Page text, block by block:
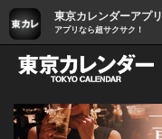
東京カレンダーアプリ
アプリなら超サクサク！